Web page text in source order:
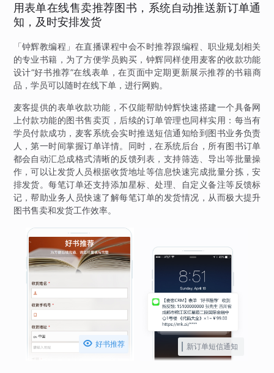
用表单在线售卖推荐图书，系统自动推送新订单通
知，及时安排发货
「钟辉教编程」在直播课程中会不时推荐跟编程、职业规划相关
的专业书籍，为了方便学员购买，钟辉同样使用麦客的收款功能
设计“好书推荐”在线表单，在页面中定期更新展示推荐的书籍商
品，学员可以随时在线下单，进行网购。
麦客提供的表单收款功能，不仅能帮助钟辉快速搭建一个具备网
上付款功能的图书售卖页，后续的订单管理也同样实用：每当有
学员付款成功，麦客系统会实时推送短信通知给到图书业务负责
人，第一时间掌握订单详情。同时，在系统后台，所有图书订单
都会自动汇总成格式清晰的反馈列表，支持筛选、导出等批量操
作，可以让发货人员根据收货地址等信息快速完成批量分拣，安
排发货。每笔订单还支持添加星标、处理、自定义备注等反馈标
记，帮助业务人员快速了解每笔订单的发货情况，从而极大提升
图书售卖和发货工作效率。
 好书推荐 新订单短信通知